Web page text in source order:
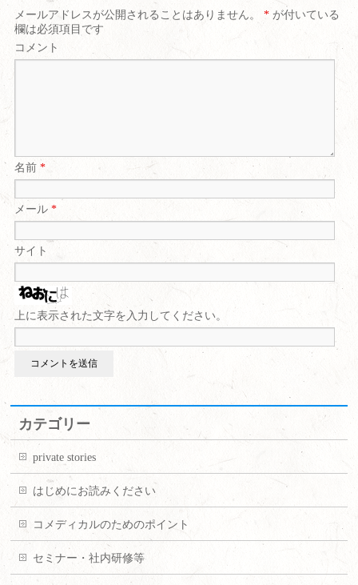
メールアドレスが公開されることはありません。 * が付いている
欄は必須項目です
コメント
名前*
メール*
サイト
上に表示された文字を入力してください。
カテゴリー
private stories
はじめにお読みください
コメディカルのためのポイント
セミナー・社内研修等